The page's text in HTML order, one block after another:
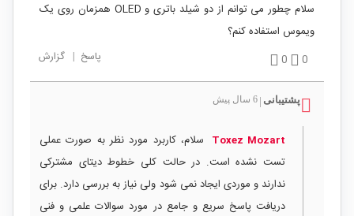
سلام چطور می توانم از دو شیلد باتری و OLED همزمان روی یک
ویموس استفاده کنم؟
0
0 پاسخ | گزارش
پشتیبانی 6 سال پیش
Toxez Mozart سلام، کاربرد مورد نظر به صورت عملی
تست نشده است. در حالت کلی خطوط دیتای مشترکی
ندارند و موردی ایجاد نمی شود ولی نیاز به بررسی دارد. برای
دریافت پاسخ سریع و جامع در مورد سوالات علمی و فنی